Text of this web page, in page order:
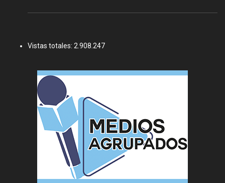
Vistas totales: 2.908.247